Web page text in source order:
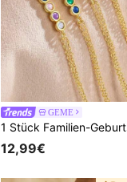
GEME
12,99€